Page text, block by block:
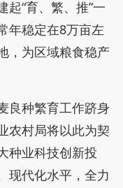
“育、繁、推”一
年稳定在8万亩左
，为区域粮食稳产
良种繁育工作跻身
农村局将以此为契
种业科技创新投
现代化水平，全力